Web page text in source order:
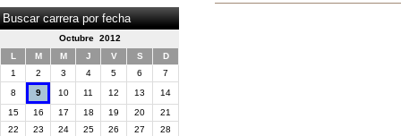
Buscar carrera por fecha
Octubre 2012
L
M M J V S
D
1
2 3 4 5 6
7
8
9 10 11 12 13
14
15
16 17 18 19 20
21
22
23 24 25 26 27
28